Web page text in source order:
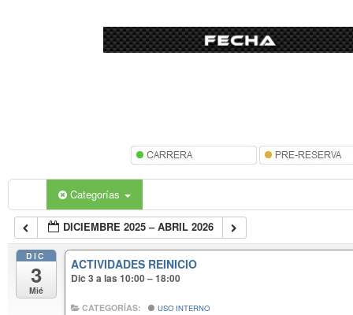
Categorías
DICIEMBRE 2025 – ABRIL 2026
DIC
3
Mié
ACTIVIDADES REINICIO
Dic 3 a las 10:00 – 18:00
CATEGORÍAS: USO INTERNO